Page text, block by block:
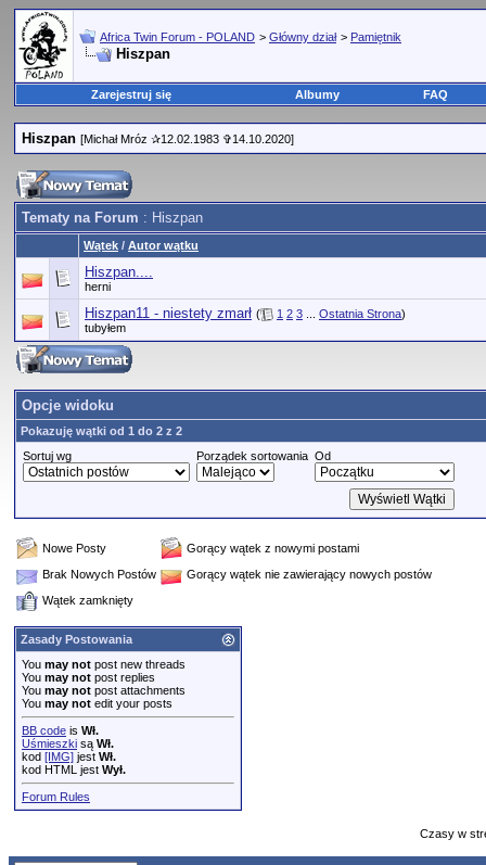
Africa Twin Forum - POLAND > Główny dział > Pamiętnik
Hiszpan
Zarejestruj się Albumy FAQ
Hiszpan [Michał Mróz ✰12.02.1983 ✞14.10.2020]
Tematy na Forum : Hiszpan
Wątek / Autor wątku
Hiszpan....
herni
Hiszpan11 - niestety zmarł ( 1 2 3 Ostatnia Strona)
tubyłem
Opcje widoku
Pokazuję wątki od 1 do 2 z 2
Sortuj wg
Porządek sortowania Od
Nowe Posty
Gorący wątek z nowymi postami
Brak Nowych Postów
Gorący wątek nie zawierający nowych postów
Wątek zamknięty
Zasady Postowania
You may not post new threads
You may not post replies
You may not post attachments
You may not edit your posts
BB code is Wł.
Uśmieszki są Wł.
kod [IMG] jest Wł.
kod HTML jest Wył.
Forum Rules
Czasy w